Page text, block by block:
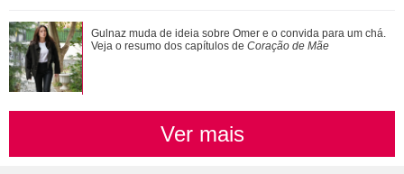
Alexandre Nero, Edson Celulari, Daniel... Veja os famosos
que foram papais mais velhos
Gulnaz muda de ideia sobre Omer e o convida para um chá.
Veja o resumo dos capítulos de Coração de Mãe
Ver mais